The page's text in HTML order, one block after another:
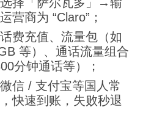
营商为 “Claro”；
费充值、流量包（如
等）、通话流量组合
分钟通话等）；
信 / 支付宝等国人常
快速到账，失败秒退